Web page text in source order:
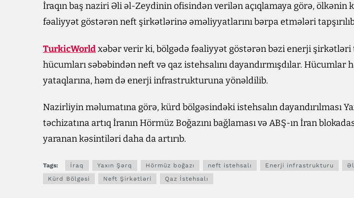
İraqın baş naziri Əli əl-Zeydinin ofisindən verilən açıqlamaya görə, ölkənin
fəaliyyət göstərən neft şirkətlərinə əməliyyatlarını bərpa etmələri
TurkicWorldxəbər verir ki, bölgədə fəaliyyət göstərən bəzi enerji
hücumları səbəbindən neft və qaz istehsalını dayandırmışdılar. Hücumlar
yataqlarına, həm də enerji infrastrukturuna yönəldilib.
Nazirliyin məlumatına görə, kürd bölgəsindəki istehsalın dayandırılması
təchizatına artıq İranın Hörmüz Boğazını bağlaması və ABŞ-ın İran
yaranan kəsintiləri daha da artırıb.
Tags: İraq Yaxın Şərq Hörmüz boğazı neft istehsalı Enerji infrastrukturu
Kürd Bölgəsi
Neft Şirkətləri Qaz İstehsalı